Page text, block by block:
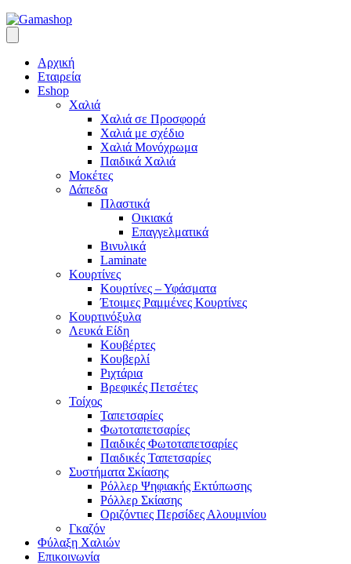
Αρχική
Εταιρεία
Eshop
Χαλιά
Χαλιά σε Προσφορά
Χαλιά με σχέδιο
Χαλιά Μονόχρωμα
Παιδικά Χαλιά
Μοκέτες
Δάπεδα
Πλαστικά
Οικιακά
Επαγγελματικά
Βινυλικά
Laminate
Κουρτίνες
Κουρτίνες – Υφάσματα
Έτοιμες Ραμμένες Κουρτίνες
Κουρτινόξυλα
Λευκά Είδη
Κουβέρτες
Κουβερλί
Ριχτάρια
Βρεφικές Πετσέτες
Τοίχος
Ταπετσαρίες
Φωτοταπετσαρίες
Παιδικές Φωτοταπετσαρίες
Παιδικές Ταπετσαρίες
Συστήματα Σκίασης
Ρόλλερ Ψηφιακής Εκτύπωσης
Ρόλλερ Σκίασης
Οριζόντιες Περσίδες Αλουμινίου
Γκαζόν
Φύλαξη Χαλιών
Επικοινωνία